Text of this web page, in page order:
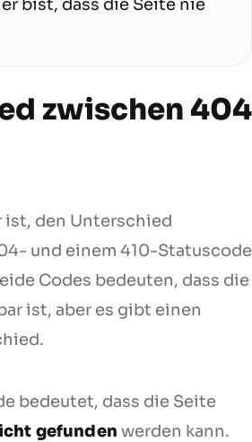
bist, dass die Seite nie
zwischen 404
ist, den Unterschied
und einem 410-Statuscode
Codes bedeuten, dass die
ist, aber es gibt einen
bedeutet, dass die Seite
gefunden werden kann.